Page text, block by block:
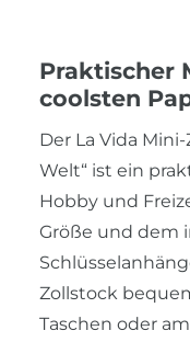
Praktischer
coolsten
Der La Vida
Welt“ ist ein
Hobby und
Größe und dem
Zollstock
Taschen oder